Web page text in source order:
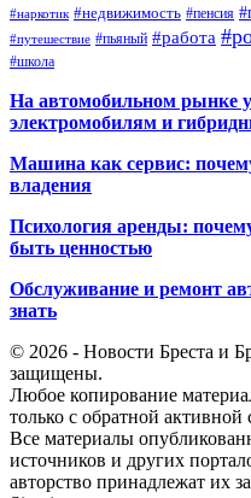
#наркотик #недвижимость #пенсия
#путешествие #пьяный #работа
#школа
На автомобильном рынке
электромобилям и
Машина как сервис:
владения
Психология аренды:
быть ценностью
Обслуживание и ремонт
знать
© 2026 - Новости Бреста и
защищены.
Любое копирование
только с обратной активной
Все материалы
источников и других
авторство принадлежат их